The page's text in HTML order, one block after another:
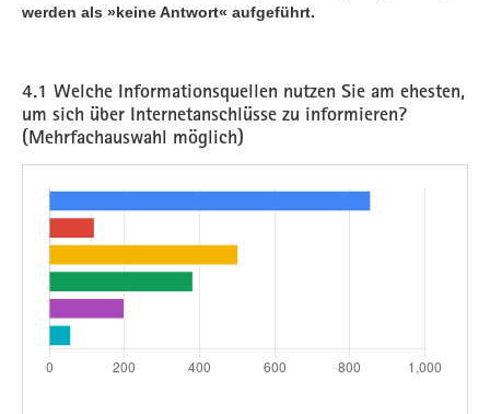
werden als »keine Antwort« aufgeführt.
4.1 Welche Informationsquellen nutzen Sie am ehesten,
um sich über Internetanschlüsse zu informieren?
(Mehrfachauswahl möglich)